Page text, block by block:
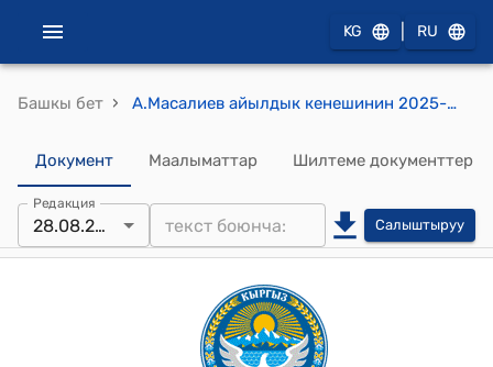
KG RU
Башкы бет › А.Масалиев айылдык кенешинин 2025-жылдын 28-августундагы №46 "А.Масалиев айыл аймагындагы аймактык шайлоо комиссияларынын резервин бекитүү жөнүндө" токтому
Документ Маалыматтар Шилтеме документтер
Редакция
28.08.2025 Салыштыруу